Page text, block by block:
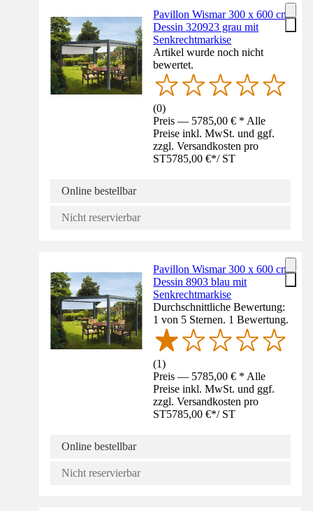
Pavillon Wismar 300 x 600 cm
Dessin 320923 grau mit
Senkrechtmarkise
Artikel wurde noch nicht
bewertet.
(0)
Preis — 5785,00 € * Alle
Preise inkl. MwSt. und ggf.
zzgl. Versandkosten pro
ST5785,00 €*/ ST
Online bestellbar
Nicht reservierbar
Pavillon Wismar 300 x 600 cm
Dessin 8903 blau mit
Senkrechtmarkise
Durchschnittliche Bewertung:
1 von 5 Sternen. 1 Bewertung.
(1)
Preis — 5785,00 € * Alle
Preise inkl. MwSt. und ggf.
zzgl. Versandkosten pro
ST5785,00 €*/ ST
Online bestellbar
Nicht reservierbar